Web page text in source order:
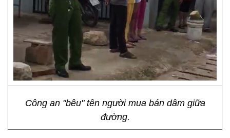
Công an "bêu" tên người mua bán dâm giữa
đường.